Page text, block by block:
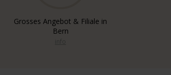
Grosses Angebot & Filiale in
Bern